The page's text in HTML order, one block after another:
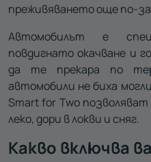
преживяването още по-
Автомобилът е
повдигнато окачване и
да те прекара по
автомобили не биха
Smart for Two
леко, дори в локви и сняг.
Какво включва